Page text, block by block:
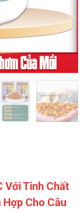
Với Tinh Chất
Cho Câu